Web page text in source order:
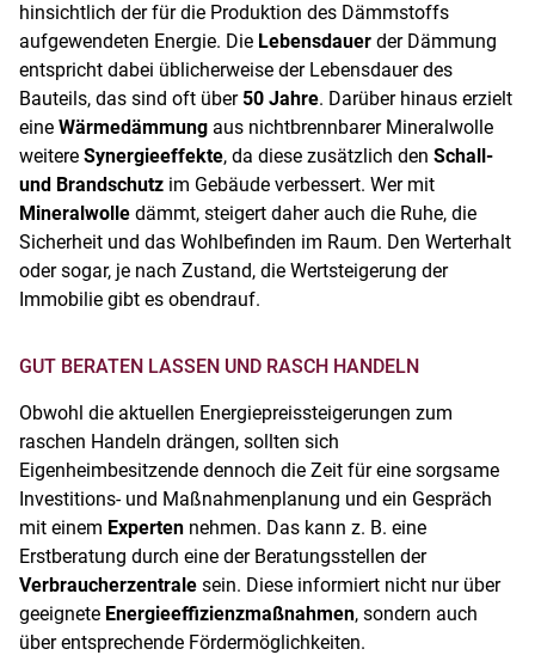
hinsichtlich der für die Produktion des Dämmstoffs
aufgewendeten Energie. Die Lebensdauer der Dämmung
entspricht dabei üblicherweise der Lebensdauer des
Bauteils, das sind oft über 50 Jahre. Darüber hinaus erzielt
eine Wärmedämmung aus nichtbrennbarer Mineralwolle
weitere Synergieeffekte, da diese zusätzlich den Schall-
und Brandschutz im Gebäude verbessert. Wer mit
Mineralwolle dämmt, steigert daher auch die Ruhe, die
Sicherheit und das Wohlbefinden im Raum. Den Werterhalt
oder sogar, je nach Zustand, die Wertsteigerung der
Immobilie gibt es obendrauf.
GUT BERATEN LASSEN UND RASCH HANDELN
Obwohl die aktuellen Energiepreissteigerungen zum
raschen Handeln drängen, sollten sich
Eigenheimbesitzende dennoch die Zeit für eine sorgsame
Investitions- und Maßnahmenplanung und ein Gespräch
mit einem Experten nehmen. Das kann z. B. eine
Erstberatung durch eine der Beratungsstellen der
Verbraucherzentrale sein. Diese informiert nicht nur über
geeignete Energieeffizienzmaßnahmen, sondern auch
über entsprechende Fördermöglichkeiten.